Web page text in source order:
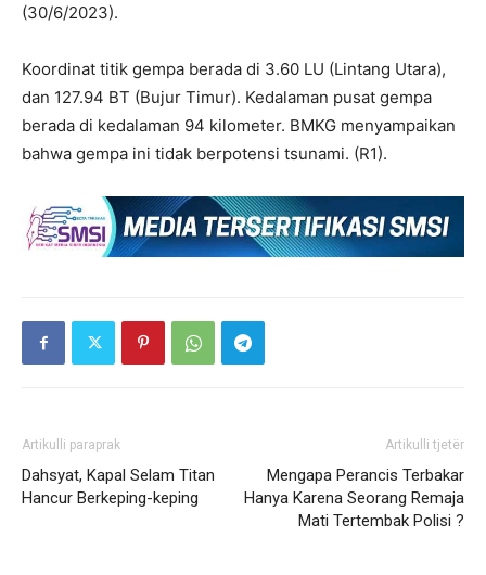
(30/6/2023).
Koordinat titik gempa berada di 3.60 LU (Lintang Utara),
dan 127.94 BT (Bujur Timur). Kedalaman pusat gempa
berada di kedalaman 94 kilometer. BMKG menyampaikan
bahwa gempa ini tidak berpotensi tsunami. (R1).
Artikulli paraprak
Dahsyat, Kapal Selam Titan
Hancur Berkeping-keping
Artikulli tjetër
Mengapa Perancis Terbakar
Hanya Karena Seorang Remaja
Mati Tertembak Polisi ?